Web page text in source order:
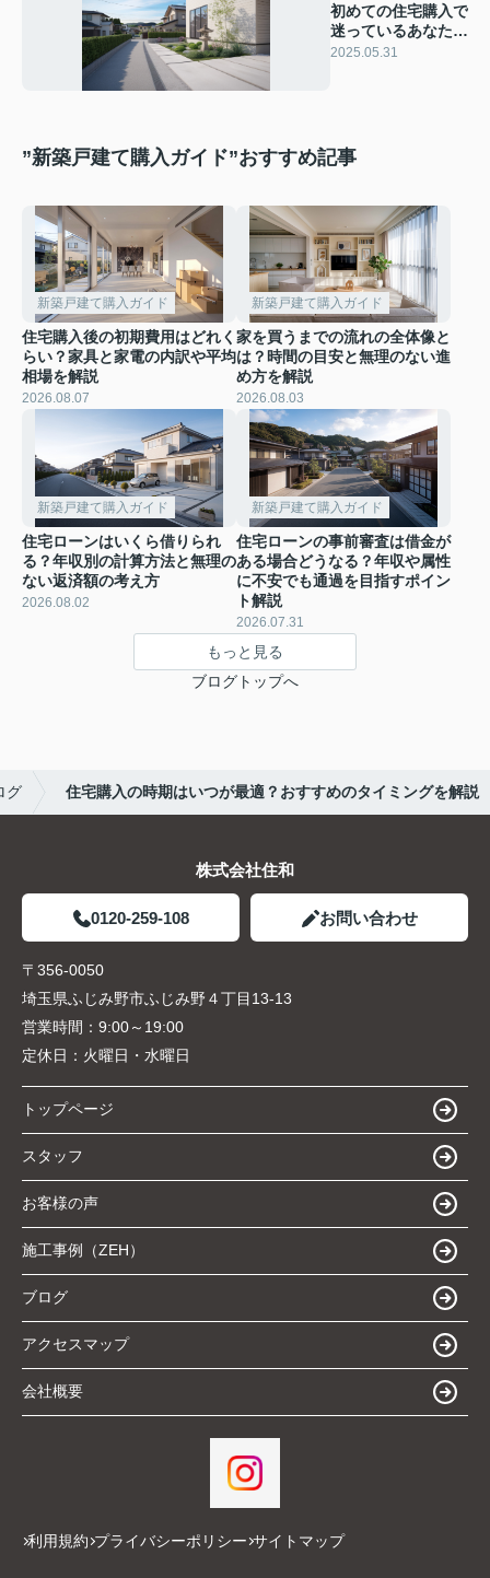
初めての住宅購入で
迷っているあなた
へ！新築と中古住宅
2025.05.31
”新築戸建て購入ガイド”おすすめ記事
新築戸建て購入ガイド
住宅購入後の初期費用はどれく
らい？家具と家電の内訳や平均
相場を解説
2026.08.07
新築戸建て購入ガイド
家を買うまでの流れの全体像と
は？時間の目安と無理のない進
め方を解説
2026.08.03
新築戸建て購入ガイド
住宅ローンはいくら借りられ
る？年収別の計算方法と無理の
ない返済額の考え方
2026.08.02
新築戸建て購入ガイド
住宅ローンの事前審査は借金が
ある場合どうなる？年収や属性
に不安でも通過を目指すポイン
ト解説
2026.07.31
もっと見る
ブログトップへ
グ 住宅購入の時期はいつが最適？おすすめのタイミングを解説
株式会社住和
0120-259-108 お問い合わせ
〒356-0050
埼玉県ふじみ野市ふじみ野４丁目13-13
営業時間： 9:00～19:00
定休日： 火曜日・水曜日
トップページ
スタッフ
お客様の声
施工事例（ZEH）
ブログ
アクセスマップ
会社概要
利用規約 プライバシーポリシー サイトマップ